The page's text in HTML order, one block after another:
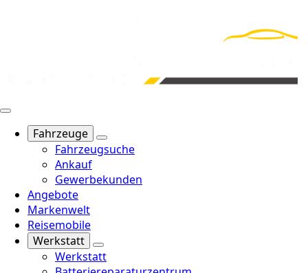
Fahrzeuge
Fahrzeugsuche
Ankauf
Gewerbekunden
Angebote
Markenwelt
Reisemobile
Werkstatt
Werkstatt